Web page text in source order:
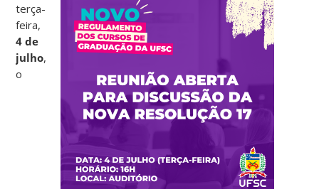
terça-
feira,
4 de
julho,
o